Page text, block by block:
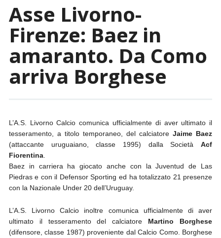
Asse Livorno-
Firenze: Baez in
amaranto. Da Como
arriva Borghese
L’A.S. Livorno Calcio comunica ufficialmente di aver ultimato il
tesseramento, a titolo temporaneo, del calciatoreJaime Baez
(attaccante uruguaiano, classe 1995) dalla SocietàAcf
Fiorentina.
Baez in carriera ha giocato anche con la Juventud de Las
Piedras e con il Defensor Sporting ed ha totalizzato 21 presenze
con la Nazionale Under 20 dell’Uruguay.
L’A.S. Livorno Calcio inoltre comunica ufficialmente di aver
ultimato il tesseramento del calciatore Martino Borghese
(difensore, classe 1987) proveniente dal Calcio Como. Borghese